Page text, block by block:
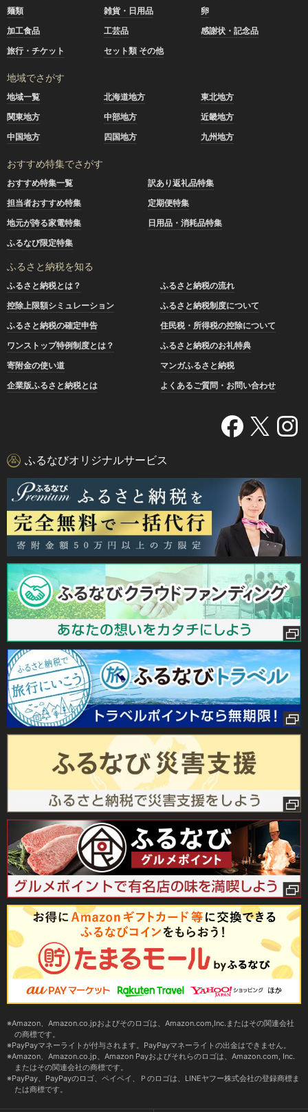
麺類
雑貨・日用品
卵
加工食品
工芸品
感謝状・記念品
旅行・チケット
セット類 その他
地域でさがす
地域一覧 北海道地方
東北地方
関東地方
中部地方
近畿地方
中国地方
四国地方 九州地方
おすすめ特集でさがす
おすすめ特集一覧
訳あり返礼品特集
担当者おすすめ特集
定期便特集
地元が誇る家電特集
日用品・消耗品特集
ふるなび限定特集
ふるさと納税を知る
ふるさと納税とは？
ふるさと納税の流れ
控除上限額シミュレーション
ふるさと納税制度について
ふるさと納税の確定申告
住民税・所得税の控除について
ワンストップ特例制度とは？
ふるさと納税のお礼特典
寄附金の使い道
マンガふるさと納税
企業版ふるさと納税とは
よくあるご質問・お問い合わせ
ふるなびオリジナルサービス
Amazon、Amazon.co.jpおよびそのロゴは、Amazon.com,Inc.またはその関連会社
の商標です。
PayPayマネーライトが付与されます。PayPayマネーライトの出金はできません。
Amazon、Amazon.co.jp、Amazon Payおよびそれらのロゴは、Amazon.com, Inc.
またはその関連会社の商標です。
PayPay、PayPayのロゴ、ペイペイ、Ｐのロゴは、LINEヤフー株式会社の登録商標ま
たは商標です。